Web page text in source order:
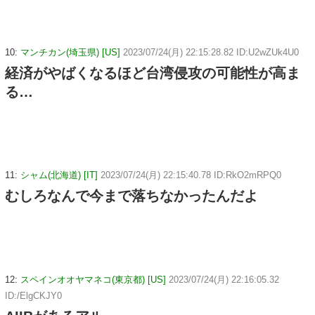
10: マンチカン(埼玉県) [US] 2023/07/24(月) 22:15:28.82 ID:U2wZUk4U0
経済がやばくなるほど台湾侵攻の可能性が高ま
る…
11: シャム(北海道) [IT] 2023/07/24(月) 22:15:40.78 ID:RkO2mRPQ0
むしろなんで今まで落ちなかったんだよ
12: スペインオオヤマネコ(東京都) [US] 2023/07/24(月) 22:16:05.32
ID:/ElgCKJY0